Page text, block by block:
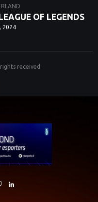
OF LEGENDS
2024
received.